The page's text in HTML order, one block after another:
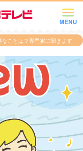
MENU
ことは？専門家に聞きます